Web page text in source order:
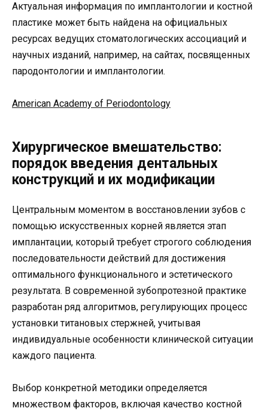
Актуальная информация по имплантологии и костной
пластике может быть найдена на официальных
ресурсах ведущих стоматологических ассоциаций и
научных изданий, например, на сайтах, посвященных
пародонтологии и имплантологии.
American Academy of Periodontology
Хирургическое вмешательство:
порядок введения дентальных
конструкций и их модификации
Центральным моментом в восстановлении зубов с
помощью искусственных корней является этап
имплантации, который требует строгого соблюдения
последовательности действий для достижения
оптимального функционального и эстетического
результата. В современной зубопротезной практике
разработан ряд алгоритмов, регулирующих процесс
установки титановых стержней, учитывая
индивидуальные особенности клинической ситуации
каждого пациента.
Выбор конкретной методики определяется
множеством факторов, включая качество костной